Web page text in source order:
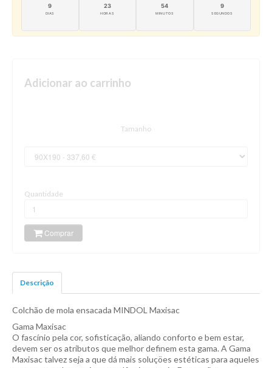
9
DIAS
23
HORAS
54
MINUTOS
7
SEGUNDOS
Adicionar ao carrinho
Tamanho
Quantidade
Comprar
Descrição
Colchão de mola ensacada MINDOL Maxisac
Gama Maxisac
O fascínio pela cor, sofisticação, aliando conforto e bem estar,
devem ser os atributos que melhor definem esta gama. A Gama
Maxisac talvez seja a que dá mais soluçöes estéticas para aqueles